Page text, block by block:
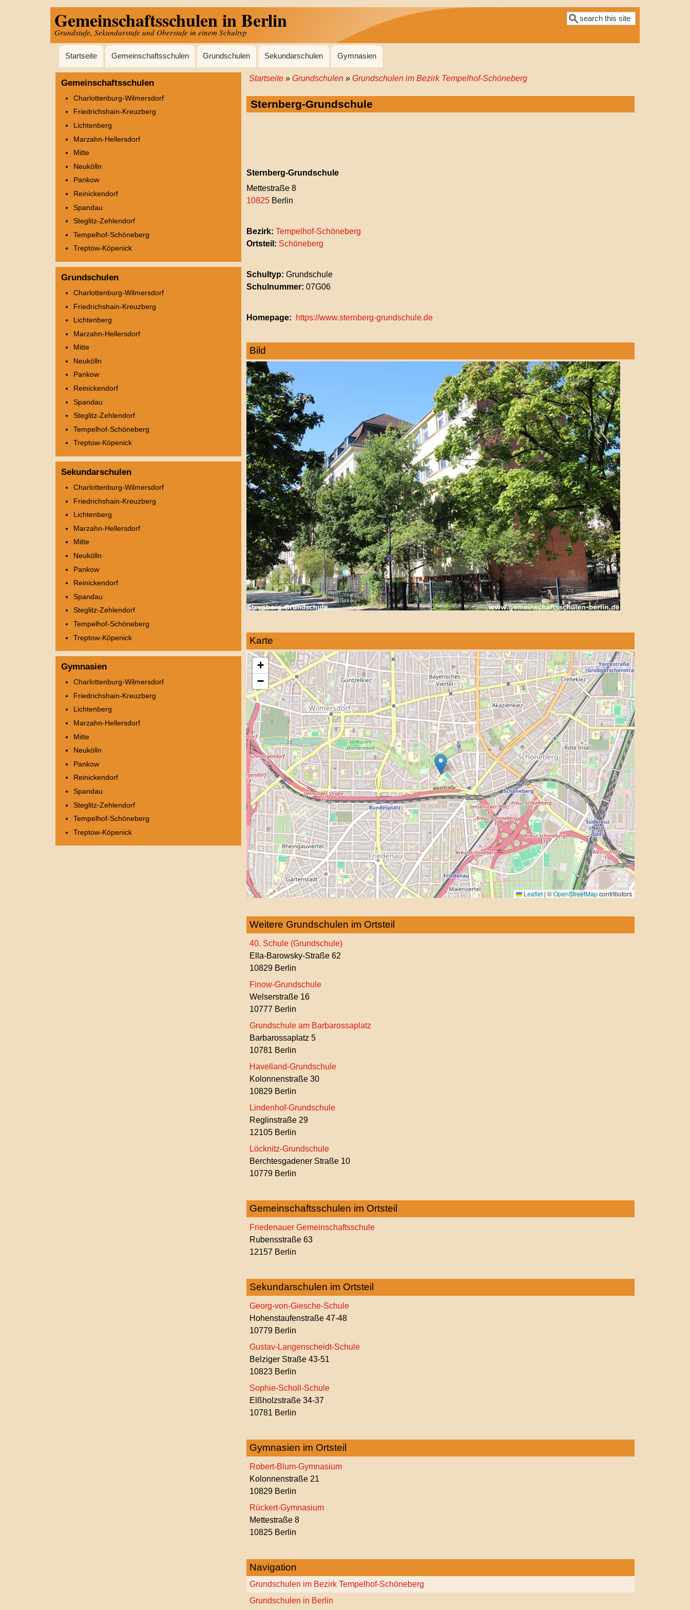
Suche
Gemeinschaftsschulen in Berlin
Grundstufe, Sekundarstufe und Oberstufe in einem Schultyp
Hauptnavigation
Startseite Gemeinschaftsschulen Grundschulen Sekundarschulen Gymnasien
Startseite Grundschulen Grundschulen im Bezirk Tempelhof-Schöneberg
Sternberg-Grundschule
Sternberg-Grundschule
Mettestraße 8
10825 Berlin
Bezirk: Tempelhof-Schöneberg
Ortsteil: Schöneberg
Schultyp: Grundschule
Schulnummer: 07G06
Homepage https://www.sternberg-grundschule.de
Bild
Karte
+
−
Leaflet | ©OpenStreetMapcontributors
Weitere Grundschulen im Ortsteil
40. Schule (Grundschule)
Ella-Barowsky-Straße 62
10829 Berlin
Finow-Grundschule
Welserstraße 16
10777 Berlin
Grundschule am Barbarossaplatz
Barbarossaplatz 5
10781 Berlin
Havelland-Grundschule
Kolonnenstraße 30
10829 Berlin
Lindenhof-Grundschule
Reglinstraße 29
12105 Berlin
Löcknitz-Grundschule
Berchtesgadener Straße 10
10779 Berlin
Gemeinschaftsschulen im Ortsteil
Friedenauer Gemeinschaftsschule
Rubensstraße 63
12157 Berlin
Sekundarschulen im Ortsteil
Georg-von-Giesche-Schule
Hohenstaufenstraße 47-48
10779 Berlin
Gustav-Langenscheidt-Schule
Belziger Straße 43-51
10823 Berlin
Sophie-Scholl-Schule
Elßholzstraße 34-37
10781 Berlin
Gymnasien im Ortsteil
Robert-Blum-Gymnasium
Kolonnenstraße 21
10829 Berlin
Rückert-Gymnasium
Mettestraße 8
10825 Berlin
Navigation
Grundschulen im Bezirk Tempelhof-Schöneberg
Grundschulen in Berlin
Gemeinschaftsschulen
Charlottenburg-Wilmersdorf
Friedrichshain-Kreuzberg
Lichtenberg
Marzahn-Hellersdorf
Mitte
Neukölln
Pankow
Reinickendorf
Spandau
Steglitz-Zehlendorf
Tempelhof-Schöneberg
Treptow-Köpenick
Grundschulen
Charlottenburg-Wilmersdorf
Friedrichshain-Kreuzberg
Lichtenberg
Marzahn-Hellersdorf
Mitte
Neukölln
Pankow
Reinickendorf
Spandau
Steglitz-Zehlendorf
Tempelhof-Schöneberg
Treptow-Köpenick
Sekundarschulen
Charlottenburg-Wilmersdorf
Friedrichshain-Kreuzberg
Lichtenberg
Marzahn-Hellersdorf
Mitte
Neukölln
Pankow
Reinickendorf
Spandau
Steglitz-Zehlendorf
Tempelhof-Schöneberg
Treptow-Köpenick
Gymnasien
Charlottenburg-Wilmersdorf
Friedrichshain-Kreuzberg
Lichtenberg
Marzahn-Hellersdorf
Mitte
Neukölln
Pankow
Reinickendorf
Spandau
Steglitz-Zehlendorf
Tempelhof-Schöneberg
Treptow-Köpenick